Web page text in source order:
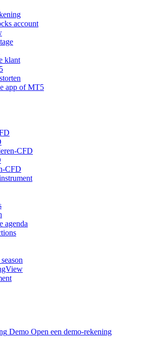
account
klant
app of MT5
CFD
CFD
agenda
Demo Open een demo-rekening